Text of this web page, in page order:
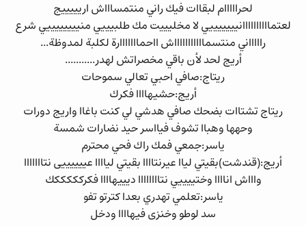
لحرااااام لبقاات فيك راني منتمساااش اريييييج
لعتماااااااااانيييييييي لا مخليييت مك طلبيييي منييييييييي شرع
راااااني منتسماااااااااااش ااحمااااااارة لكلبة لمدوظة...
أريج لحد لأن باقي مخصراتش لهدر...........
ريتاج:صافي احبي تعالي سموحات
أريج:حشيهاااا فكرك
ريتاج تشتاات بضحك صافي هدشي لي كنت باغاا واريج دورات
وحهها وهباا تشوف فيااسر حيد نضارات شمسة
ياسر:جمعي فمك راك فحي محترم
أريج:(قندشت)بقيتي لياا عيرنتاااا بقيتي لياااا عييييييى نتااااااا
واااش اناااا وختييييي نتاااااااا ديييهاااا فكركككككك
ياسر:تعلمي تهدري بعدا كترتو تفو
سد لوطو وخنزى فيهاااا ودخل